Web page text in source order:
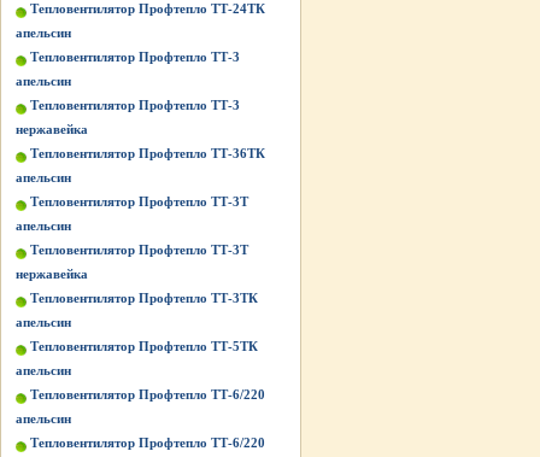
Тепловентилятор Профтепло ТТ-24ТК
апельсин
Тепловентилятор Профтепло ТТ-3
апельсин
Тепловентилятор Профтепло ТТ-3
нержавейка
Тепловентилятор Профтепло ТТ-36ТК
апельсин
Тепловентилятор Профтепло ТТ-3Т
апельсин
Тепловентилятор Профтепло ТТ-3Т
нержавейка
Тепловентилятор Профтепло ТТ-3ТК
апельсин
Тепловентилятор Профтепло ТТ-5ТК
апельсин
Тепловентилятор Профтепло ТТ-6/220
апельсин
Тепловентилятор Профтепло ТТ-6/220